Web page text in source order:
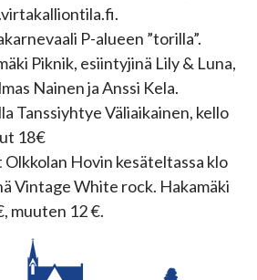
P-alueen ”torilla”.
Piknik, esiintyjinä Lily & Luna,
Nainen ja Anssi Kela.
Tanssiyhtye Väliaikainen, kello
18€
Olkkolan Hovin kesäteltassa klo
Vintage White rock. Hakamäki
muuten 12 €.